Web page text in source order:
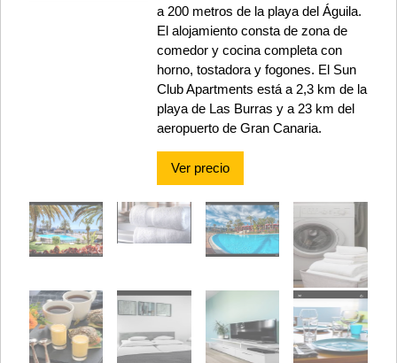
a 200 metros de la playa del Águila.
El alojamiento consta de zona de
comedor y cocina completa con
horno, tostadora y fogones. El Sun
Club Apartments está a 2,3 km de la
playa de Las Burras y a 23 km del
aeropuerto de Gran Canaria.
Ver precio